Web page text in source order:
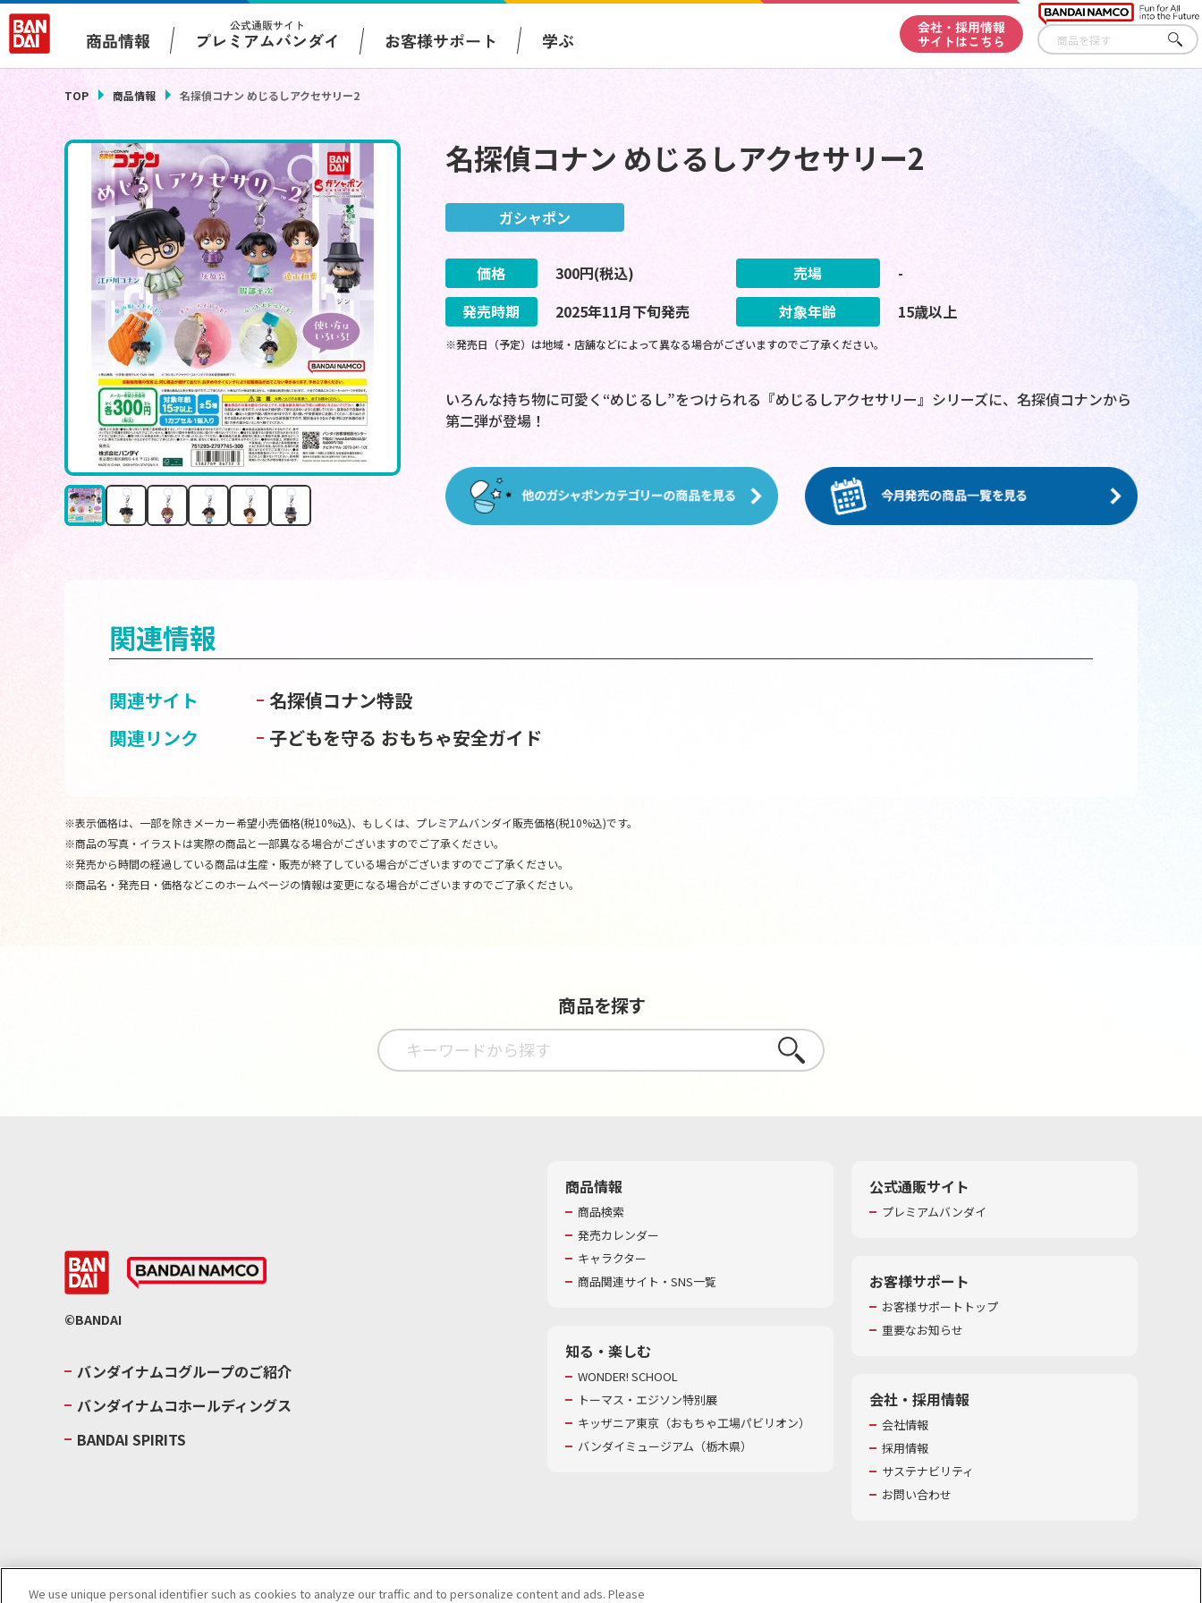
商品情報
公式通販サイト
プレミアムバンダイ お客様サポート 学ぶ
会社・採用情報
サイトはこちら
さが
す
TOP 商品情報 名探偵コナン めじるしアクセサリー2
名探偵コナン めじるしアクセサリー2
ガシャポン
価格 300円(税込) 売場
-
発売時期
2025年11月下旬発売 対象年齢 15歳以上
※発売日（予定）は地域・店舗などによって異なる場合がございますのでご了承ください。
いろんな持ち物に可愛く“めじるし”をつけられる『めじるしアクセサリー』シリーズに、名探偵コナンから
第二弾が登場！
関連情報
関連サイト
名探偵コナン特設
関連リンク
子どもを守る おもちゃ安全ガイド
※表示価格は、一部を除きメーカー希望小売価格(税10%込)、もしくは、プレミアムバンダイ販売価格(税10%込)です。
※商品の写真・イラストは実際の商品と一部異なる場合がございますのでご了承ください。
※発売から時間の経過している商品は生産・販売が終了している場合がございますのでご了承ください。
※商品名・発売日・価格などこのホームページの情報は変更になる場合がございますのでご了承ください。
商品を探す
さがす
©BANDAI
バンダイナムコグループのご紹介
バンダイナムコホールディングス
BANDAI SPIRITS
商品情報
商品検索
発売カレンダー
キャラクター
商品関連サイト・SNS一覧
知る・楽しむ
WONDER! SCHOOL
トーマス・エジソン特別展
キッザニア東京（おもちゃ工場パビリオン）​
バンダイミュージアム（栃木県）
公式通販サイト
プレミアムバンダイ
お客様サポート
お客様サポートトップ
重要なお知らせ
会社・採用情報
会社情報
採用情報
サステナビリティ
お問い合わせ
We use unique personal identifier such as cookies to analyze our traffic and to personalize content and ads. Please